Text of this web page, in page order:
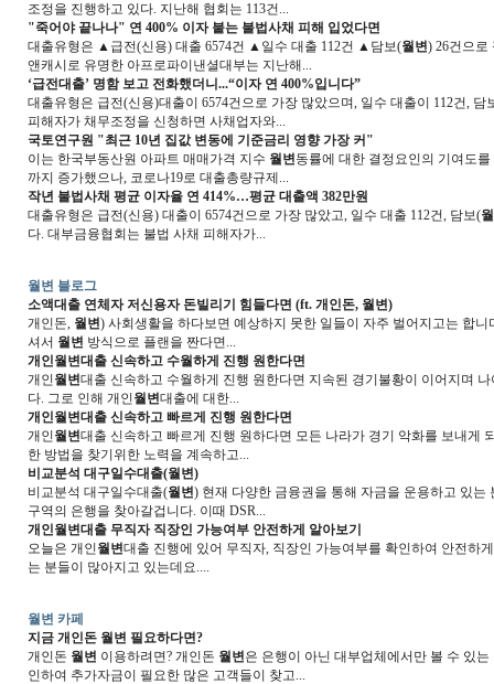
조정을 진행하고 있다. 지난해 협회는 113건...
"죽어야 끝나나" 연 400% 이자 붙는 불법사채 피해 입었다면
대출유형은 ▲급전(신용) 대출 6574건 ▲일수 대출 112건 ▲담보(월변) 26건으로
앤캐시로 유명한 아프로파이낸셜대부는 지난해...
‘급전대출’ 명함 보고 전화했더니...“이자 연 400%입니다”
대출유형은 급전(신용)대출이 6574건으로 가장 많았으며, 일수 대출이 112건, 담
피해자가 채무조정을 신청하면 사채업자와...
국토연구원 "최근 10년 집값 변동에 기준금리 영향 가장 커"
이는 한국부동산원 아파트 매매가격 지수 월변동률에 대한 결정요인의 기여도
까지 증가했으나, 코로나19로 대출총량규제...
작년 불법사채 평균 이자율 연 414%…평균 대출액 382만원
대출유형은 급전(신용) 대출이 6574건으로 가장 많았고, 일수 대출 112건, 담보(
다. 대부금융협회는 불법 사채 피해자가...
월변 블로그
소액대출 연체자 저신용자 돈빌리기 힘들다면 (ft. 개인돈, 월변)
개인돈, 월변) 사회생활을 하다보면 예상하지 못한 일들이 자주 벌어지고는 합
셔서 월변 방식으로 플랜을 짠다면...
개인월변대출 신속하고 수월하게 진행 원한다면
개인월변대출 신속하고 수월하게 진행 원한다면 지속된 경기불황이 이어지며
다. 그로 인해 개인월변대출에 대한...
개인월변대출 신속하고 빠르게 진행 원한다면
개인월변대출 신속하고 빠르게 진행 원하다면 모든 나라가 경기 악화를 보내게
한 방법을 찾기위한 노력을 계속하고...
비교분석 대구일수대출(월변)
비교분석 대구일수대출(월변) 현재 다양한 금융권을 통해 자금을 운용하고 있
구역의 은행을 찾아갈겁니다. 이때 DSR...
개인월변대출 무직자 직장인 가능여부 안전하게 알아보기
오늘은 개인월변대출 진행에 있어 무직자, 직장인 가능여부를 확인하여 안전하
는 분들이 많아지고 있는데요....
월변 카페
지금 개인돈 월변 필요하다면?
개인돈 월변 이용하려면? 개인돈 월변은 은행이 아닌 대부업체에서만 볼 수 있
인하여 추가자금이 필요한 많은 고객들이 찾고...